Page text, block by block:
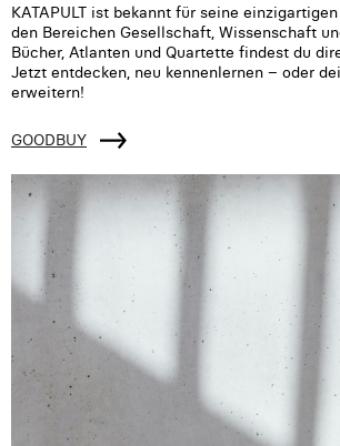
KATAPULT ist bekannt für seine
den Bereichen Gesellschaft, Wissenschaft
Bücher, Atlanten und Quartette findest du
Jetzt entdecken, neu kennenlernen – oder
erweitern!
GOODBUY